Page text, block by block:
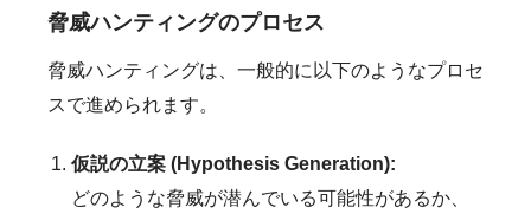
脅威ハンティングのプロセス
脅威ハンティングは、一般的に以下のようなプロセ
スで進められます。
仮説の立案 (Hypothesis Generation):
どのような脅威が潜んでいる可能性があるか、